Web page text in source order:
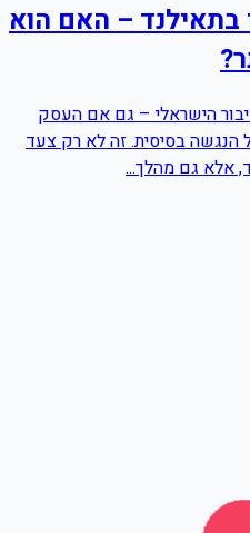
בתאילנד – האם הוא
הישראלי – גם אם העסק
בסיסית. זה לא רק צעד
אלא גם מהלך...